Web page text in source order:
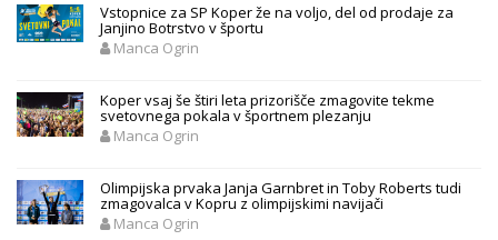
Vstopnice za SP Koper že na voljo, del od prodaje za
Janjino Botrstvo v športu
Manca Ogrin
Koper vsaj še štiri leta prizorišče zmagovite tekme
svetovnega pokala v športnem plezanju
Manca Ogrin
Olimpijska prvaka Janja Garnbret in Toby Roberts tudi
zmagovalca v Kopru z olimpijskimi navijači
Manca Ogrin